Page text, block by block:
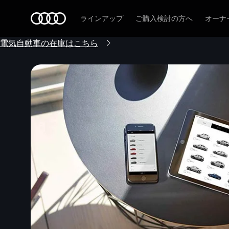
ラインアップ ご購入検討の方へ オーナ
電気自動車の在庫はこちら